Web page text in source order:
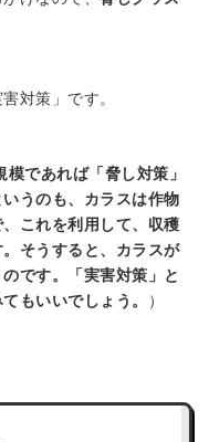
対策」です。
であれば「脅し対策」
うのも、カラスは作物
これを利用して、収穫
そうすると、カラスが
です。「実害対策」と
もいいでしょう。
）